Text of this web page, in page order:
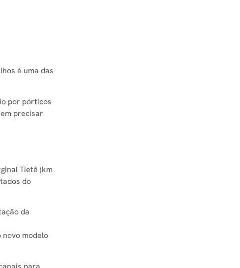
é uma das
por pórticos
precisar
Tietê (km
do
da
modelo